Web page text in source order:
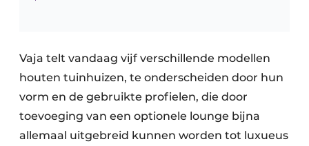
Vaja telt vandaag vijf verschillende modellen
houten tuinhuizen, te onderscheiden door hun
vorm en de gebruikte profielen, die door
toevoeging van een optionele lounge bijna
allemaal uitgebreid kunnen worden tot luxueus